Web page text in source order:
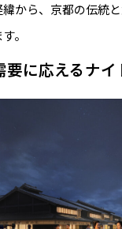
から、京都の伝統
。
要に応えるナ